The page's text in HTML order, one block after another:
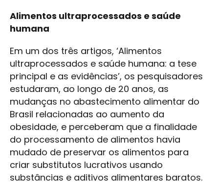
Alimentos ultraprocessados e saúde
humana
Em um dos três artigos, ‘Alimentos
ultraprocessados e saúde humana: a tese
principal e as evidências’, os pesquisadores
estudaram, ao longo de 20 anos, as
mudanças no abastecimento alimentar do
Brasil relacionadas ao aumento da
obesidade, e perceberam que a finalidade
do processamento de alimentos havia
mudado de preservar os alimentos para
criar substitutos lucrativos usando
substâncias e aditivos alimentares baratos.